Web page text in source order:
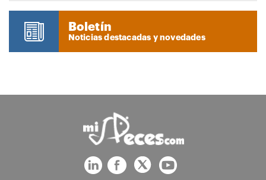
Boletín
Noticias destacadas y novedades